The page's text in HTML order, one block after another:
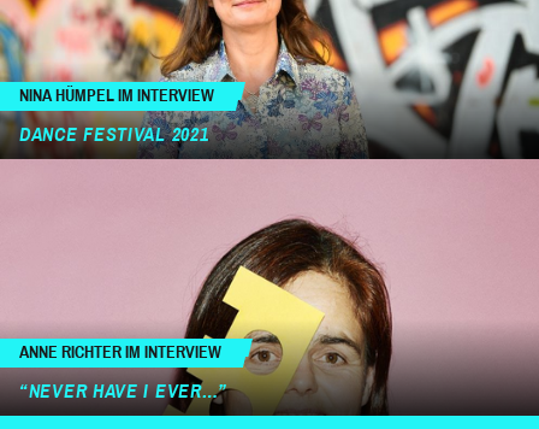
NINA HÜMPEL IM INTERVIEW
DANCE FESTIVAL 2021
ANNE RICHTER IM INTERVIEW
“NEVER HAVE I EVER…”